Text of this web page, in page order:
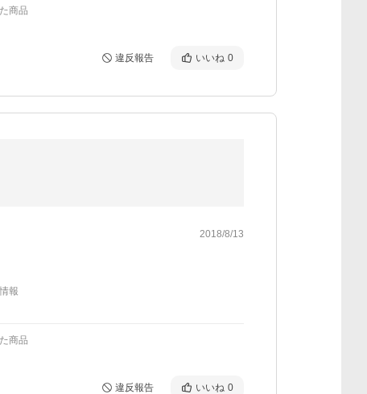
商品
違反報告 いいね 0
2018/8/13
報
商品
違反報告 いいね 0